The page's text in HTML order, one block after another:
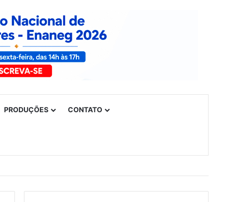
PRODUÇÕES CONTATO